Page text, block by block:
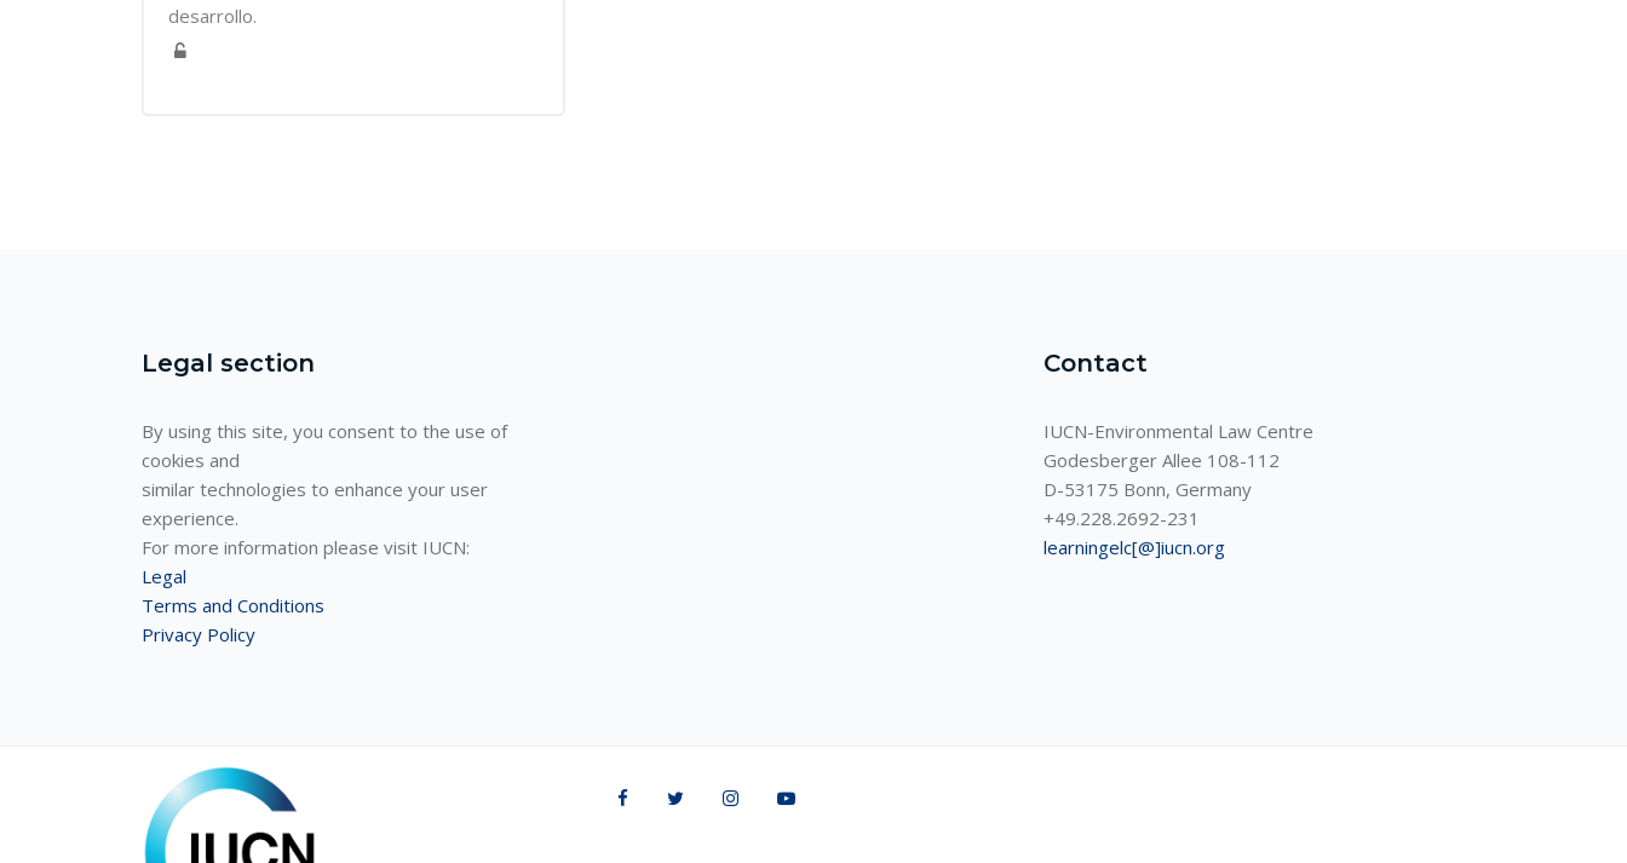
desarrollo.
Legal section
By using this site, you consent to the use of
cookies and
similar technologies to enhance your user
experience.
For more information please visit IUCN:
Legal
Terms and Conditions
Privacy Policy
Contact
IUCN-Environmental Law Centre
Godesberger Allee 108-112
D-53175 Bonn, Germany
+49.228.2692-231
learningelc[@]iucn.org